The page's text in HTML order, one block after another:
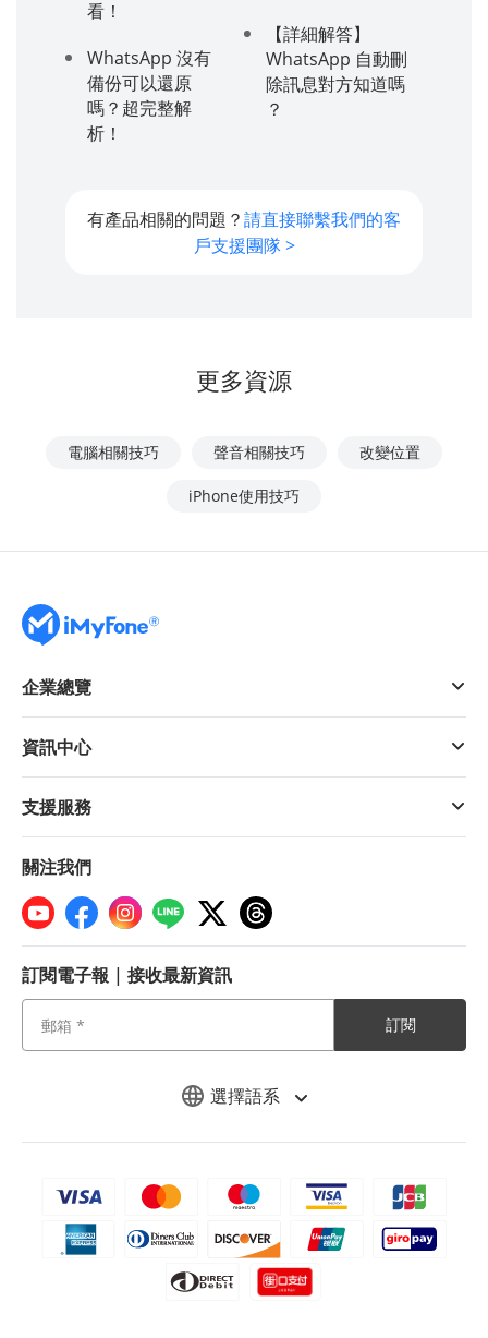
看！
WhatsApp 沒有
備份可以還原
嗎？超完整解
析！
【詳細解答】
WhatsApp 自動刪
除訊息對方知道嗎
？
有產品相關的問題？請直接聯繫我們的客
戶支援團隊 >
更多資源
電腦相關技巧 聲音相關技巧 改變位置
iPhone使用技巧
選擇語系
企業總覽
資訊中心
支援服務
關注我們
訂閱電子報 | 接收最新資訊
訂閱